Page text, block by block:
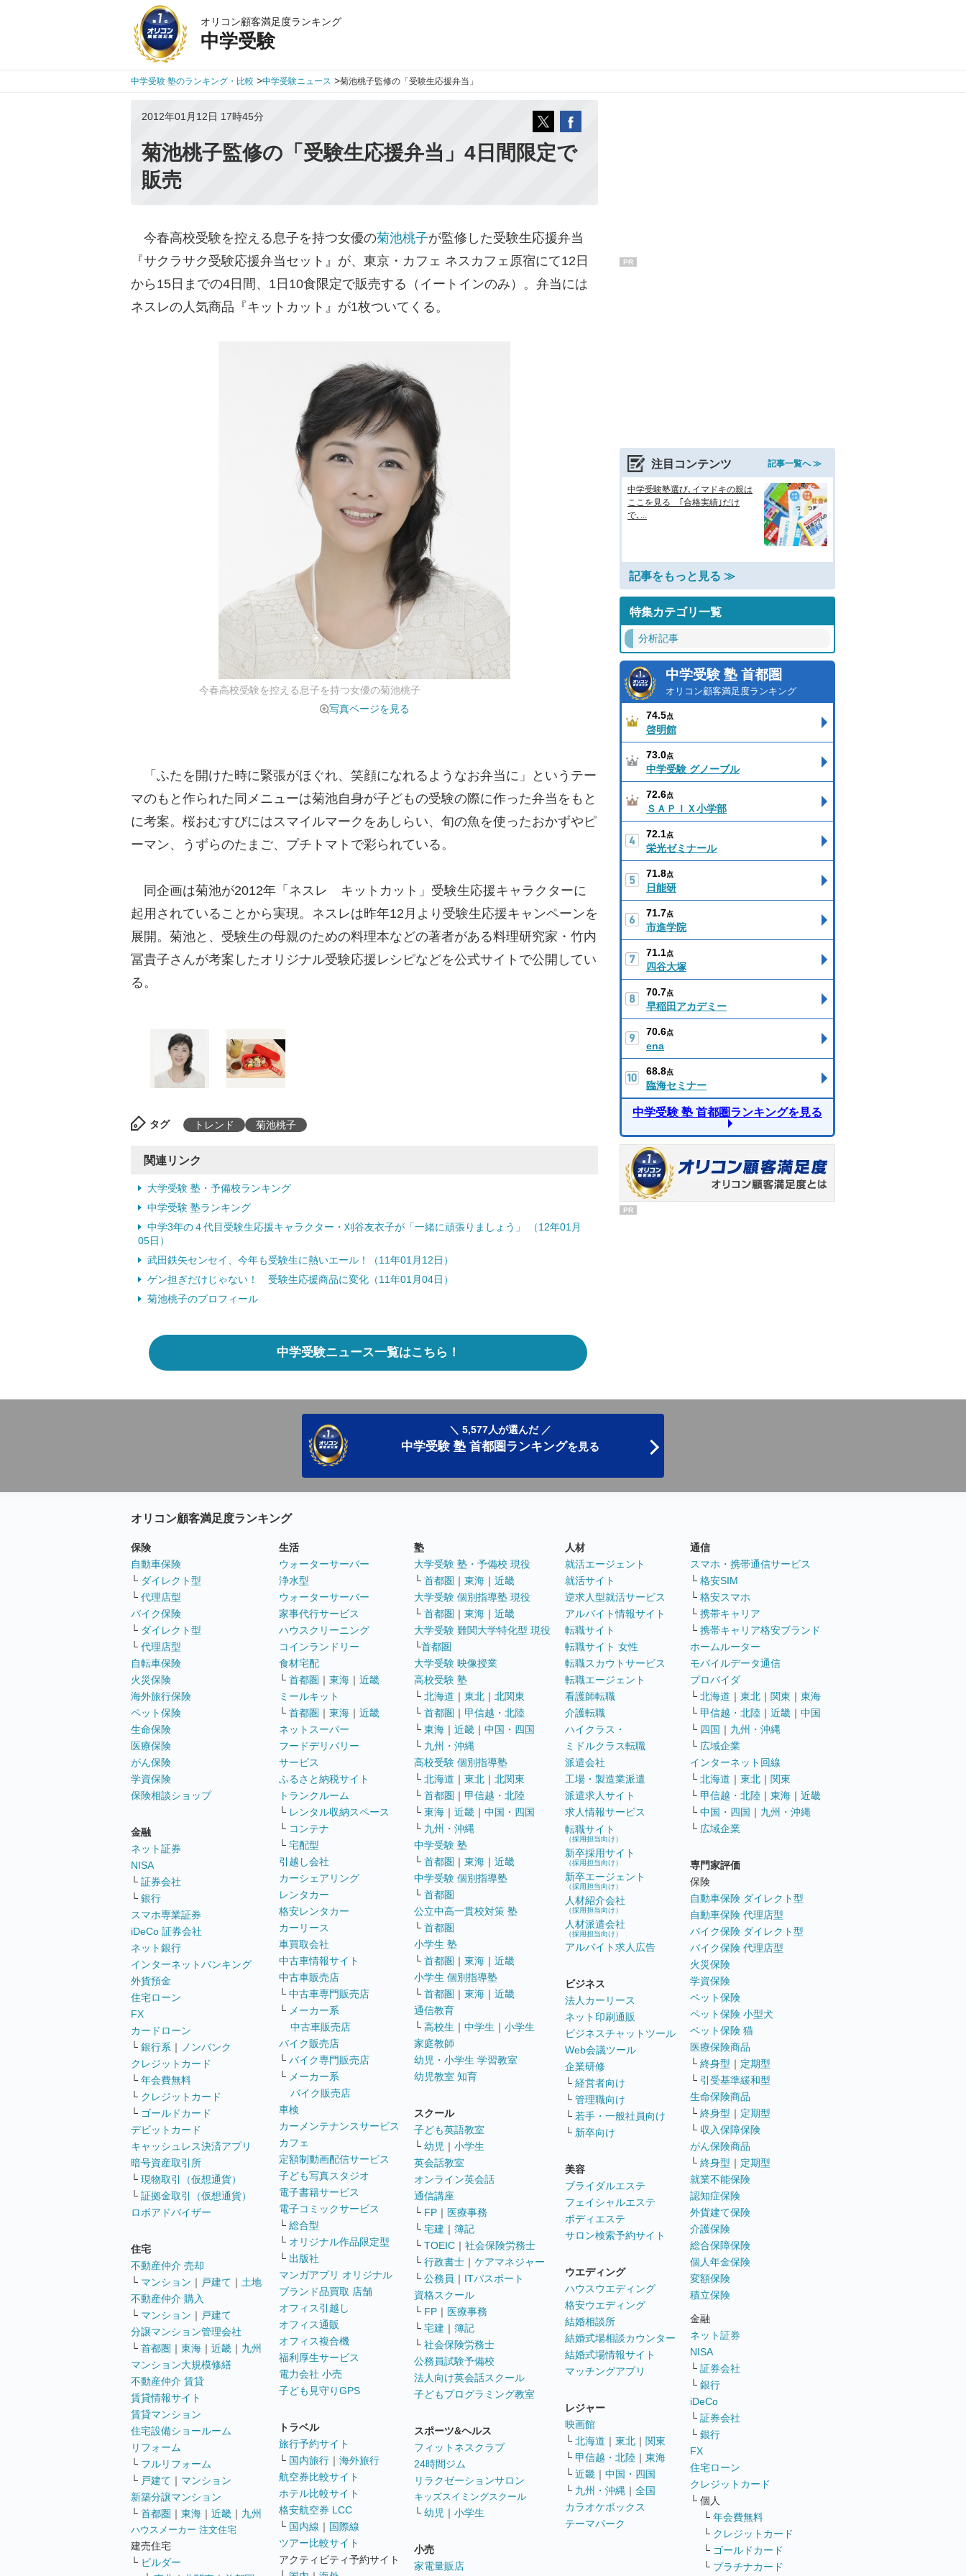
オリコン顧客満足度ランキング
中学受験
中学受験 塾のランキング・比較 >中学受験ニュース >菊池桃子監修の「受験生応援弁当」
2012年01月12日 17時45分
菊池桃子監修の「受験生応援弁当」4日間限定で
販売
今春高校受験を控える息子を持つ女優の菊池桃子が監修した受験生応援弁当
『サクラサク受験応援弁当セット』が、東京・カフェ ネスカフェ原宿にて12日
から15日までの4日間、1日10食限定で販売する（イートインのみ）。弁当には
ネスレの人気商品『キットカット』が1枚ついてくる。
今春高校受験を控える息子を持つ女優の菊池桃子
写真ページを見る
「ふたを開けた時に緊張がほぐれ、笑顔になれるようなお弁当に」というテー
マのもと作られた同メニューは菊池自身が子どもの受験の際に作った弁当をもと
に考案。桜おむすびにはスマイルマークをあしらい、旬の魚を使ったおかずやピ
ーマン、うずらのたまご、プチトマトで彩られている。
同企画は菊池が2012年「ネスレ キットカット」受験生応援キャラクターに
起用されていることから実現。ネスレは昨年12月より受験生応援キャンペーンを
展開。菊池と、受験生の母親のための料理本などの著者がある料理研究家・竹内
冨貴子さんが考案したオリジナル受験応援レシピなどを公式サイトで公開してい
る。
タグ トレンド 菊池桃子
関連リンク
大学受験 塾・予備校ランキング
中学受験 塾ランキング
中学3年の４代目受験生応援キャラクター・刈谷友衣子が「一緒に頑張りましょう」 （12年01月
05日）
武田鉄矢センセイ、今年も受験生に熱いエール！（11年01月12日）
ゲン担ぎだけじゃない！ 受験生応援商品に変化（11年01月04日）
菊池桃子のプロフィール
中学受験ニュース一覧はこちら！
PR
注目コンテンツ 記事一覧へ ≫
中学受験塾選び､イマドキの親は
ここを見る ｢合格実績｣だけ
で､...
記事をもっと見る ≫
特集カテゴリ一覧
分析記事
中学受験 塾 首都圏
オリコン顧客満足度ランキング
74.5点
啓明館
73.0点
中学受験 グノーブル
72.6点
ＳＡＰＩＸ小学部
72.1点
栄光ゼミナール
71.8点
日能研
71.7点
市進学院
71.1点
四谷大塚
70.7点
早稲田アカデミー
70.6点
ena
68.8点
臨海セミナー
中学受験 塾 首都圏ランキングを見る
PR
＼ 5,577人が選んだ ／
中学受験 塾 首都圏ランキングを見る
オリコン顧客満足度ランキング
保険
自動車保険
└ ダイレクト型
└ 代理店型
バイク保険
└ ダイレクト型
└ 代理店型
自転車保険
火災保険
海外旅行保険
ペット保険
生命保険
医療保険
がん保険
学資保険
保険相談ショップ
金融
ネット証券
NISA
└ 証券会社
└ 銀行
スマホ専業証券
iDeCo 証券会社
ネット銀行
インターネットバンキング
外貨預金
住宅ローン
FX
カードローン
└ 銀行系 ｜
ノンバンク
クレジットカード
└ 年会費無料
└ クレジットカード
└ ゴールドカード
デビットカード
キャッシュレス決済アプリ
暗号資産取引所
└ 現物取引（仮想通貨）
└ 証拠金取引（仮想通貨）
ロボアドバイザー
住宅
不動産仲介 売却
└ マンション ｜ 戸建て ｜ 土地
不動産仲介 購入
└ マンション ｜ 戸建て
分譲マンション管理会社
└ 首都圏 ｜ 東海 ｜ 近畿 ｜ 九州
マンション大規模修繕
不動産仲介 賃貸
賃貸情報サイト
賃貸マンション
住宅設備ショールーム
リフォーム
└ フルリフォーム
└ 戸建て ｜ マンション
新築分譲マンション
└ 首都圏 ｜ 東海 ｜ 近畿 ｜ 九州
ハウスメーカー 注文住宅
建売住宅
└ ビルダー
生活
ウォーターサーバー
浄水型
ウォーターサーバー
家事代行サービス
ハウスクリーニング
コインランドリー
食材宅配
└ 首都圏 ｜ 東海 ｜ 近畿
ミールキット
└ 首都圏 ｜ 東海 ｜ 近畿
ネットスーパー
フードデリバリー
サービス
ふるさと納税サイト
トランクルーム
└ レンタル収納スペース
└ コンテナ
└ 宅配型
引越し会社
カーシェアリング
レンタカー
格安レンタカー
カーリース
車買取会社
中古車情報サイト
中古車販売店
└ 中古車専門販売店
└ メーカー系
中古車販売店
バイク販売店
└ バイク専門販売店
└ メーカー系
バイク販売店
車検
カーメンテナンスサービス
カフェ
定額制動画配信サービス
子ども写真スタジオ
電子書籍サービス
電子コミックサービス
└ 総合型
└ オリジナル作品限定型
└ 出版社
マンガアプリ オリジナル
ブランド品買取 店舗
オフィス引越し
オフィス通販
オフィス複合機
福利厚生サービス
電力会社 小売
子ども見守りGPS
トラベル
旅行予約サイト
└ 国内旅行 ｜ 海外旅行
航空券比較サイト
ホテル比較サイト
格安航空券 LCC
└ 国内線 ｜ 国際線
ツアー比較サイト
アクティビティ予約サイト
塾
大学受験 塾・予備校 現役
└ 首都圏 ｜ 東海 ｜ 近畿
大学受験 個別指導塾 現役
└ 首都圏 ｜ 東海 ｜ 近畿
大学受験 難関大学特化型 現役
└首都圏
大学受験 映像授業
高校受験 塾
└ 北海道 ｜ 東北 ｜ 北関東
└ 首都圏 ｜ 甲信越・北陸
└ 東海 ｜ 近畿 ｜ 中国・四国
└ 九州・沖縄
高校受験 個別指導塾
└ 北海道 ｜ 東北 ｜ 北関東
└ 首都圏 ｜ 甲信越・北陸
└ 東海 ｜ 近畿 ｜ 中国・四国
└ 九州・沖縄
中学受験 塾
└ 首都圏 ｜ 東海 ｜ 近畿
中学受験 個別指導塾
└ 首都圏
公立中高一貫校対策 塾
└ 首都圏
小学生 塾
└ 首都圏 ｜ 東海 ｜ 近畿
小学生 個別指導塾
└ 首都圏 ｜ 東海 ｜ 近畿
通信教育
└ 高校生 ｜ 中学生 ｜ 小学生
家庭教師
幼児・小学生 学習教室
幼児教室 知育
スクール
子ども英語教室
└ 幼児 ｜ 小学生
英会話教室
オンライン英会話
通信講座
└ FP ｜ 医療事務
└ 宅建 ｜ 簿記
└ TOEIC ｜ 社会保険労務士
└ 行政書士 ｜ ケアマネジャー
└ 公務員 ｜ ITパスポート
資格スクール
└ FP ｜ 医療事務
└ 宅建 ｜ 簿記
└ 社会保険労務士
公務員試験予備校
法人向け英会話スクール
子どもプログラミング教室
スポーツ&ヘルス
フィットネスクラブ
24時間ジム
リラクゼーションサロン
キッズスイミングスクール
└ 幼児 ｜ 小学生
小売
家電量販店
人材
就活エージェント
就活サイト
逆求人型就活サービス
アルバイト情報サイト
転職サイト
転職サイト 女性
転職スカウトサービス
転職エージェント
看護師転職
介護転職
ハイクラス・
ミドルクラス転職
派遣会社
工場・製造業派遣
派遣求人サイト
求人情報サービス
転職サイト
（採用担当向け）
新卒採用サイト
（採用担当向け）
新卒エージェント
（採用担当向け）
人材紹介会社
（採用担当向け）
人材派遣会社
（採用担当向け）
アルバイト求人広告
ビジネス
法人カーリース
ネット印刷通販
ビジネスチャットツール
Web会議ツール
企業研修
└ 経営者向け
└ 管理職向け
└ 若手・一般社員向け
└ 新卒向け
美容
ブライダルエステ
フェイシャルエステ
ボディエステ
サロン検索予約サイト
ウエディング
ハウスウエディング
格安ウエディング
結婚相談所
結婚式場相談カウンター
結婚式場情報サイト
マッチングアプリ
レジャー
映画館
└ 北海道 ｜ 東北 ｜ 関東
└ 甲信越・北陸 ｜ 東海
└ 近畿 ｜ 中国・四国
└ 九州・沖縄 ｜ 全国
カラオケボックス
テーマパーク
通信
スマホ・携帯通信サービス
└ 格安SIM
└ 格安スマホ
└ 携帯キャリア
└ 携帯キャリア格安ブランド
ホームルーター
モバイルデータ通信
プロバイダ
└ 北海道 ｜ 東北 ｜ 関東 ｜ 東海
└ 甲信越・北陸 ｜ 近畿 ｜ 中国
└ 四国 ｜ 九州・沖縄
└ 広域企業
インターネット回線
└ 北海道 ｜ 東北 ｜ 関東
└ 甲信越・北陸 ｜ 東海 ｜ 近畿
└ 中国・四国 ｜ 九州・沖縄
└ 広域企業
専門家評価
保険
自動車保険 ダイレクト型
自動車保険 代理店型
バイク保険 ダイレクト型
バイク保険 代理店型
火災保険
学資保険
ペット保険
ペット保険 小型犬
ペット保険 猫
医療保険商品
└ 終身型 ｜ 定期型
└ 引受基準緩和型
生命保険商品
└ 終身型 ｜ 定期型
└ 収入保障保険
がん保険商品
└ 終身型 ｜ 定期型
就業不能保険
認知症保険
外貨建て保険
介護保険
総合保障保険
個人年金保険
変額保険
積立保険
金融
ネット証券
NISA
└ 証券会社
└ 銀行
iDeCo
└ 証券会社
└ 銀行
FX
住宅ローン
クレジットカード
└ 個人
└ 年会費無料
└ クレジットカード
└ ゴールドカード
└ プラチナカード